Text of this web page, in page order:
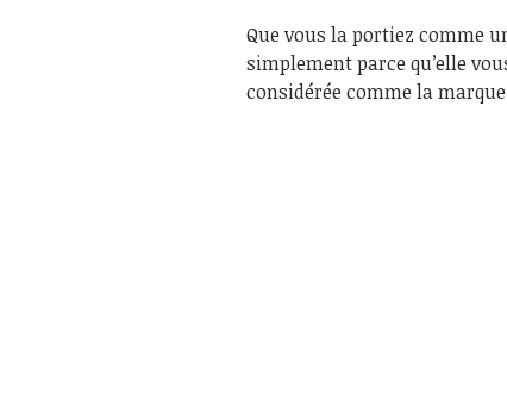
Que vous la portiez comme
simplement parce qu’elle
considérée comme la